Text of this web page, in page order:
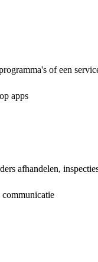
of een
apps
afhandelen,
communicatie